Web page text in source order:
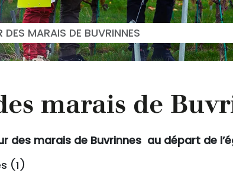
DES MARAIS DE BUVRINNES
marais de
marais de Buvrinnes au départ de
(1)